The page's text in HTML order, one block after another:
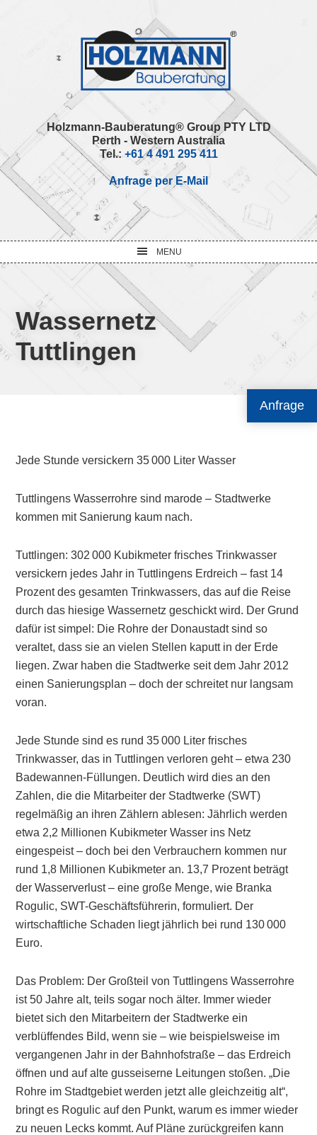
Anfrage
Holzmann-Bauberatung® Group PTY LTD
Perth - Western Australia
Tel.: +61 4 491 295 411
Anfrage per E-Mail
MENU
Wassernetz
Tuttlingen
Jede Stunde versickern 35 000 Liter Wasser
Tuttlingens Wasserrohre sind marode – Stadtwerke
kommen mit Sanierung kaum nach.
Tuttlingen: 302 000 Kubikmeter frisches Trinkwasser
versickern jedes Jahr in Tuttlingens Erdreich – fast 14
Prozent des gesamten Trinkwassers, das auf die Reise
durch das hiesige Wassernetz geschickt wird. Der Grund
dafür ist simpel: Die Rohre der Donaustadt sind so
veraltet, dass sie an vielen Stellen kaputt in der Erde
liegen. Zwar haben die Stadtwerke seit dem Jahr 2012
einen Sanierungsplan – doch der schreitet nur langsam
voran.
Jede Stunde sind es rund 35 000 Liter frisches
Trinkwasser, das in Tuttlingen verloren geht – etwa 230
Badewannen-Füllungen. Deutlich wird dies an den
Zahlen, die die Mitarbeiter der Stadtwerke (SWT)
regelmäßig an ihren Zählern ablesen: Jährlich werden
etwa 2,2 Millionen Kubikmeter Wasser ins Netz
eingespeist – doch bei den Verbrauchern kommen nur
rund 1,8 Millionen Kubikmeter an. 13,7 Prozent beträgt
der Wasserverlust – eine große Menge, wie Branka
Rogulic, SWT-Geschäftsführerin, formuliert. Der
wirtschaftliche Schaden liegt jährlich bei rund 130 000
Euro.
Das Problem: Der Großteil von Tuttlingens Wasserrohre
ist 50 Jahre alt, teils sogar noch älter. Immer wieder
bietet sich den Mitarbeitern der Stadtwerke ein
verblüffendes Bild, wenn sie – wie beispielsweise im
vergangenen Jahr in der Bahnhofstraße – das Erdreich
öffnen und auf alte gusseiserne Leitungen stoßen. „Die
Rohre im Stadtgebiet werden jetzt alle gleichzeitig alt“,
bringt es Rogulic auf den Punkt, warum es immer wieder
zu neuen Lecks kommt. Auf Pläne zurückgreifen kann